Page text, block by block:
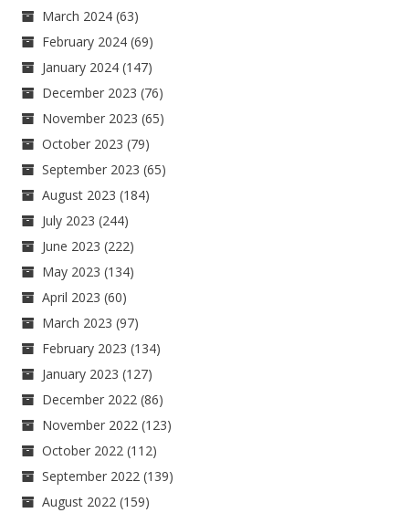
March 2024 (63)
February 2024 (69)
January 2024 (147)
December 2023 (76)
November 2023 (65)
October 2023 (79)
September 2023 (65)
August 2023 (184)
July 2023 (244)
June 2023 (222)
May 2023 (134)
April 2023 (60)
March 2023 (97)
February 2023 (134)
January 2023 (127)
December 2022 (86)
November 2022 (123)
October 2022 (112)
September 2022 (139)
August 2022 (159)